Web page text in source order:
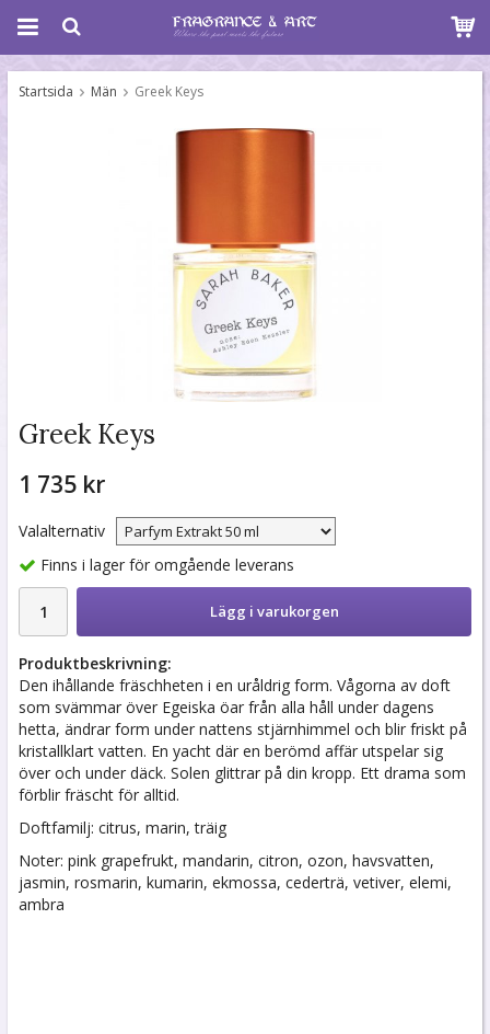
Startsida Män Greek Keys
Greek Keys
1 735 kr
Valalternativ
Finns i lager för omgående leverans
Lägg i varukorgen
Produktbeskrivning:
Den ihållande fräschheten i en uråldrig form. Vågorna av doft
som svämmar över Egeiska öar från alla håll under dagens
hetta, ändrar form under nattens stjärnhimmel och blir friskt på
kristallklart vatten. En yacht där en berömd affär utspelar sig
över och under däck. Solen glittrar på din kropp. Ett drama som
förblir fräscht för alltid.
Doftfamilj: citrus, marin, träig
Noter: pink grapefrukt, mandarin, citron, ozon, havsvatten,
jasmin, rosmarin, kumarin, ekmossa, cederträ, vetiver, elemi,
ambra